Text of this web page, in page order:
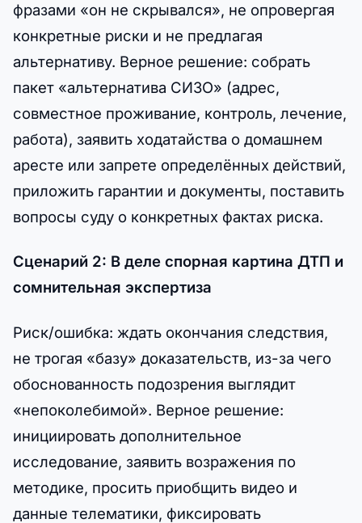
фразами «он не скрывался», не опровергая
конкретные риски и не предлагая
альтернативу. Верное решение: собрать
пакет «альтернатива СИЗО» (адрес,
совместное проживание, контроль, лечение,
работа), заявить ходатайства о домашнем
аресте или запрете определённых действий,
приложить гарантии и документы, поставить
вопросы суду о конкретных фактах риска.
Сценарий 2: В деле спорная картина ДТП и
сомнительная экспертиза
Риск/ошибка: ждать окончания следствия,
не трогая «базу» доказательств, из-за чего
обоснованность подозрения выглядит
«непоколебимой». Верное решение:
инициировать дополнительное
исследование, заявить возражения по
методике, просить приобщить видео и
данные телематики, фиксировать